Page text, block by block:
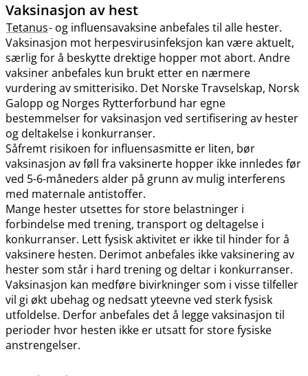
Vaksinasjon av hest
Tetanus- og influensavaksine anbefales til alle hester.
Vaksinasjon mot herpesvirusinfeksjon kan være aktuelt,
særlig for å beskytte drektige hopper mot abort. Andre
vaksiner anbefales kun brukt etter en nærmere
vurdering av smitterisiko. Det Norske Travselskap, Norsk
Galopp og Norges Rytterforbund har egne
bestemmelser for vaksinasjon ved sertifisering av hester
og deltakelse i konkurranser.
Såfremt risikoen for influensasmitte er liten, bør
vaksinasjon av føll fra vaksinerte hopper ikke innledes før
ved 5-6-måneders alder på grunn av mulig interferens
med maternale antistoffer.
Mange hester utsettes for store belastninger i
forbindelse med trening, transport og deltagelse i
konkurranser. Lett fysisk aktivitet er ikke til hinder for å
vaksinere hesten. Derimot anbefales ikke vaksinering av
hester som står i hard trening og deltar i konkurranser.
Vaksinasjon kan medføre bivirkninger som i visse tilfeller
vil gi økt ubehag og nedsatt yteevne ved sterk fysisk
utfoldelse. Derfor anbefales det å legge vaksinasjon til
perioder hvor hesten ikke er utsatt for store fysiske
anstrengelser.